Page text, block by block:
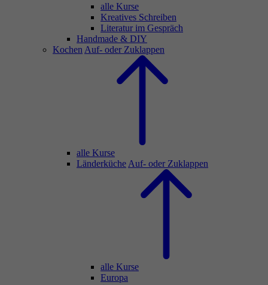
alle Kurse
Kreatives Schreiben
Literatur im Gespräch
Handmade & DIY
Kochen Auf- oder Zuklappen
alle Kurse
Länderküche Auf- oder Zuklappen
alle Kurse
Europa